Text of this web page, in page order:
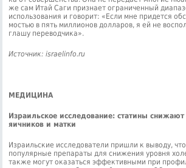
же сам Итай Са­ги при­зна­ет огра­ни­чен­ный
ис­поль­зо­ва­ния и го­во­рит: «Ес­ли мне при­дет­ся
мо­стью в пять мил­ли­о­нов дол­ла­ров, я ей не
гла­шу пе­ре­вод­чи­ка».
Источник: israelinfo.ru
МЕДИЦИНА
Израильское исследование: статины
яичников и матки
Израильские исследователи пришли к выводу,
популярные препараты для снижения уровня
также могут оказаться эффективными при